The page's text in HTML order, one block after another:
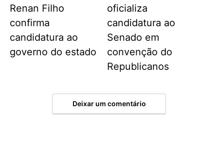
Renan Filho
confirma
candidatura ao
governo do estado
oficializa
candidatura ao
Senado em
convenção do
Republicanos
Deixar um comentário